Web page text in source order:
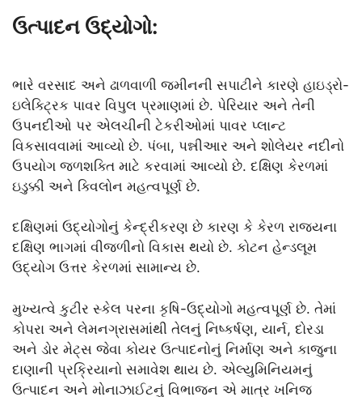
ઉત્પાદન ઉદ્યોગો:
ભારે વરસાદ અને ઢાળવાળી જમીનની સપાટીને કારણે હાઇડ્રો-
ઇલેક્ટ્રિક પાવર વિપુલ પ્રમાણમાં છે. પેરિયાર અને તેની
ઉપનદીઓ પર એલચીની ટેકરીઓમાં પાવર પ્લાન્ટ
વિકસાવવામાં આવ્યો છે. પંબા, પન્નીઆર અને શોલેયર નદીનો
ઉપયોગ જળશક્તિ માટે કરવામાં આવ્યો છે. દક્ષિણ કેરળમાં
ઇડુક્કી અને ક્વિલોન મહત્વપૂર્ણ છે.
દક્ષિણમાં ઉદ્યોગોનું કેન્દ્રીકરણ છે કારણ કે કેરળ રાજ્યના
દક્ષિણ ભાગમાં વીજળીનો વિકાસ થયો છે. કોટન હેન્ડલૂમ
ઉદ્યોગ ઉત્તર કેરળમાં સામાન્ય છે.
મુખ્યત્વે કુટીર સ્કેલ પરના કૃષિ-ઉદ્યોગો મહત્વપૂર્ણ છે. તેમાં
કોપરા અને લેમનગ્રાસમાંથી તેલનું નિષ્કર્ષણ, યાર્ન, દોરડા
અને ડોર મેટ્સ જેવા કોયર ઉત્પાદનોનું નિર્માણ અને કાજુના
દાણાની પ્રક્રિયાનો સમાવેશ થાય છે. એલ્યુમિનિયમનું
ઉત્પાદન અને મોનાઝાઈટનું વિભાજન એ માત્ર ખનિજ